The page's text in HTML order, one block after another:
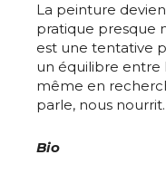
Adresse email*
La peinture
pratique presque
est une tentative
un équilibre entre
même en
parle, nous nourrit.
Bio